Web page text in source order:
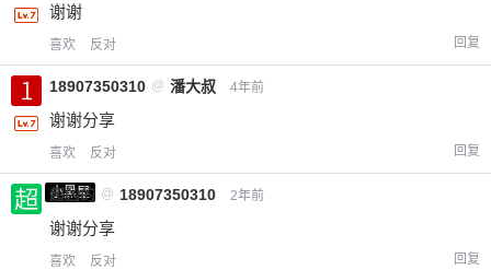
谢谢
喜欢 反对 回复
18907350310 @ 潘大叔 4年前
谢谢分享
喜欢 反对 回复
小黑屋
超凶的 @ 18907350310 2年前
谢谢分享
喜欢 反对 回复